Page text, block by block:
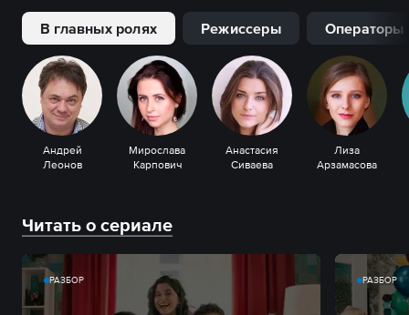
В главных ролях Режиссеры Операторы
Андрей
Леонов
Мирослава
Карпович
Анастасия
Сиваева
Лиза
Арзамасова
Читать о сериале
РАЗБОР РАЗБОР